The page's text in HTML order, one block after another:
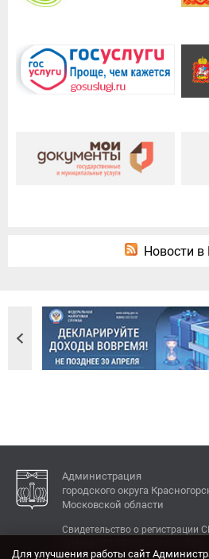
Новости в
Администрация
городского округа
Московской области
Свидетельство о регистрации
Для улучшения работы сайт